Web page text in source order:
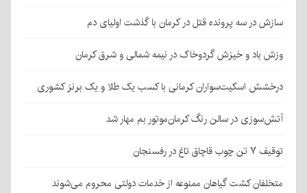
سازش در سه پرونده قتل در کرمان با گذشت اولیای دم
وزش باد و خیزش گردوخاک در نیمه شمالی و شرق کرمان
درخشش اسکیت‌سواران کرمانی با کسب یک طلا و یک برنز کشوری
آتش‌سوزی در سالن رنگ کرمان‌موتور بم مهار شد
توقیف ۷ تن چوب قاچاق تاغ در رفسنجان
متخلفان کشت گیاهان ممنوعه از خدمات دولتی محروم می‌شوند